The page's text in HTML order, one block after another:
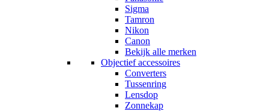
Sigma
Tamron
Nikon
Canon
Bekijk alle merken
Objectief accessoires
Converters
Tussenring
Lensdop
Zonnekap